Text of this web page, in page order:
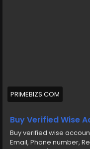
Buy verified wise
verified, Phone
passport, Valid driver
https://
PRIMEBIZS.COM
Buy Verified Wise
Buy verified wise
Email, Phone number,